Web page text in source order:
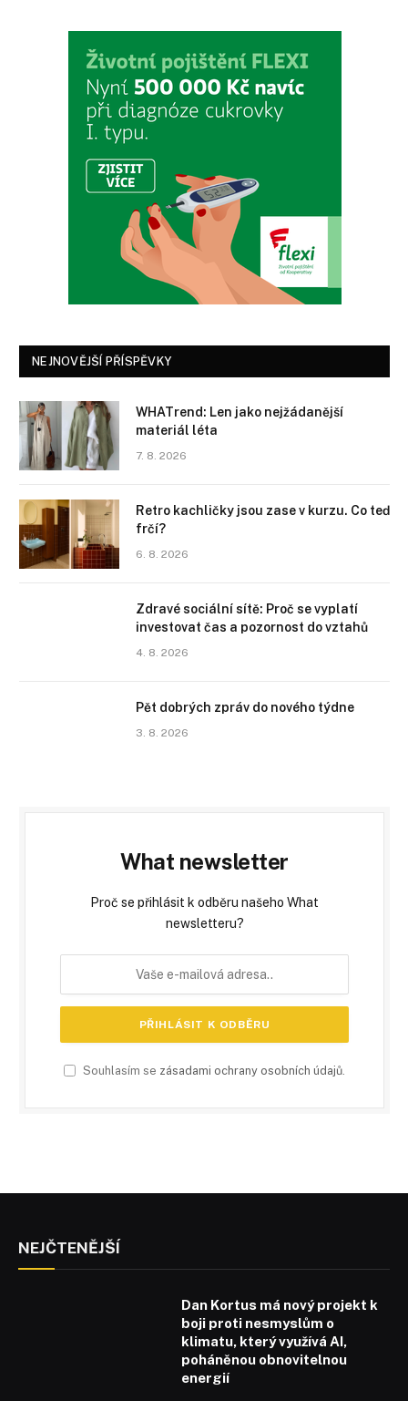
NEJNOVĚJŠÍ PŘÍSPĚVKY
WHATrend: Len jako nejžádanější
materiál léta
7. 8. 2026
Retro kachličky jsou zase v kurzu. Co teď
frčí?
6. 8. 2026
Zdravé sociální sítě: Proč se vyplatí
investovat čas a pozornost do vztahů
4. 8. 2026
Pět dobrých zpráv do nového týdne
3. 8. 2026
What newsletter
Proč se přihlásit k odběru našeho What
newsletteru?
Souhlasím se zásadami ochrany osobních údajů
NEJČTENĚJŠÍ
Dan Kortus má nový projekt k
boji proti nesmyslům o
klimatu, který využívá AI,
poháněnou obnovitelnou
energií